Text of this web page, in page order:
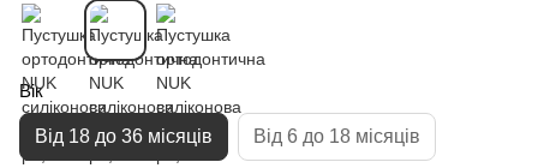
Вік
Від 18 до 36 місяців Від 6 до 18 місяців